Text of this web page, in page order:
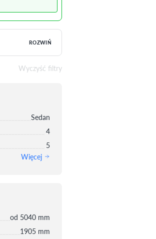
ROZWIŃ
Wyczyść filtry
Sedan
4
5
Więcej
od 5040 mm
1905 mm